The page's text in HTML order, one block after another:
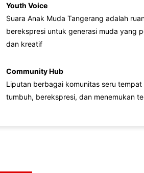
Youth Voice
Suara Anak Muda Tangerang adalah
berekspresi untuk generasi muda yang
dan kreatif
Community Hub
Liputan berbagai komunitas seru tempat
tumbuh, berekspresi, dan menemukan